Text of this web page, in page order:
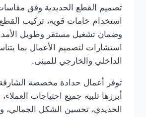
تصميم القطع الحديدية وفق
استخدام خامات قوية، تركيب
وضمان تشغيل مستقر وطويل الأمد.
استشارات لتصميم الأعمال بما
الداخلي والخارجي للمبنى.
توفر أعمال حدادة مخصصة الشارقة
أبرزها تلبية جميع احتياجات
الحديدي، تحسين الشكل